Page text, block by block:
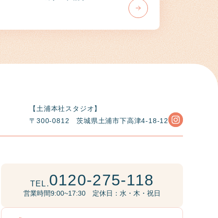
【土浦本社スタジオ】
〒300-0812茨城県土浦市下高津4-18-12
TEL.0120-275-118
営業時間9:00~17:30 定休日：水・木・祝日